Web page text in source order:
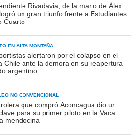
Rivadavia, de la mano de Álex
un gran triunfo frente a Estudiantes
Cuarto
EN ALTA MONTAÑA
alertaron por el colapso en el
Chile ante la demora en su reapertura
argentino
NO CONVENCIONAL
que compró Aconcagua dio un
para su primer piloto en la Vaca
mendocina